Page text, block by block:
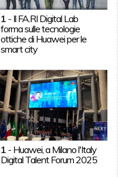
1 - Il FA.RI Digital Lab
forma sulle tecnologie
ottiche di Huawei per le
smart city
1 - Huawei, a Milano l'Italy
Digital Talent Forum 2025